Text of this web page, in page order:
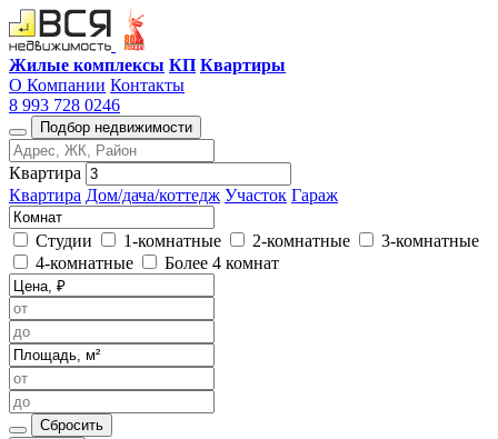
Жилые комплексы КП Квартиры
О Компании Контакты
8 993 728 0246
Подбор недвижимости
Квартира
Квартира Дом/дача/коттедж Участок Гараж
Студии 1-комнатные 2-комнатные
3-комнатные
4-комнатные
Более 4 комнат
Сбросить